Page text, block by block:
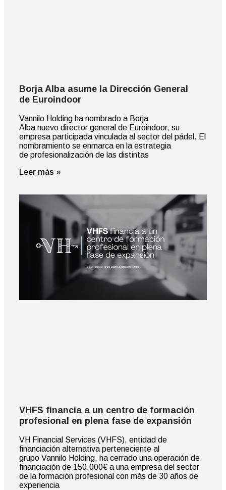
Borja Alba asume la Dirección General
de Euroindoor
Vannilo Holding ha nombrado a Borja
Alba nuevo director general de Euroindoor, su
empresa participada vinculada al sector del pádel. El
nombramiento se enmarca en la estrategia
de profesionalización de las distintas
Leer más »
VHFS financia a un centro de formación
profesional en plena fase de expansión
VH Financial Services (VHFS), entidad de
financiación alternativa perteneciente al
grupo Vannilo Holding, ha cerrado una operación de
financiación de 150.000€ a una empresa del sector
de la formación profesional con más de 30 años de
experiencia